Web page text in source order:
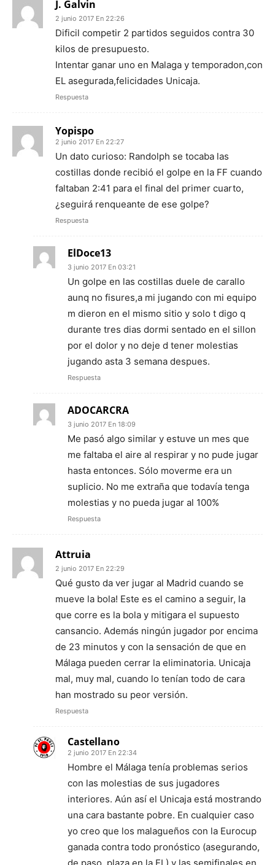
J. Galvin
2 junio 2017 En 22:26
Dificil competir 2 partidos seguidos contra 30
kilos de presupuesto.
Intentar ganar uno en Malaga y temporadon,con
EL asegurada,felicidades Unicaja.
Respuesta
Yopispo
2 junio 2017 En 22:27
Un dato curioso: Randolph se tocaba las
costillas donde recibió el golpe en la FF cuando
faltaban 2:41 para el final del primer cuarto,
¿seguirá renqueante de ese golpe?
Respuesta
ElDoce13
3 junio 2017 En 03:21
Un golpe en las costillas duele de carallo
aunq no fisures,a mi jugando con mi equipo
m dieron en el mismo sitio y solo t digo q
durante tres dias dormi sentado en el sillon
por el dolor y no deje d tener molestias
jugando asta 3 semana despues.
Respuesta
ADOCARCRA
3 junio 2017 En 18:09
Me pasó algo similar y estuve un mes que
me faltaba el aire al respirar y no pude jugar
hasta entonces. Sólo moverme era un
suplicio. No me extraña que todavía tenga
molestias y no pueda jugar al 100%
Respuesta
Attruia
2 junio 2017 En 22:29
Qué gusto da ver jugar al Madrid cuando se
mueve la bola! Este es el camino a seguir, la
que corre es la bola y mitigara el supuesto
cansancio. Además ningún jugador por encima
de 23 minutos y con la sensación de que en
Málaga pueden cerrar la eliminatoria. Unicaja
mal, muy mal, cuando lo tenían todo de cara
han mostrado su peor versión.
Respuesta
Castellano
2 junio 2017 En 22:34
Hombre el Málaga tenía problemas serios
con las molestias de sus jugadores
interiores. Aún así el Unicaja está mostrando
una cara bastante pobre. En cualquier caso
yo creo que los malagueños con la Eurocup
ganada contra todo pronóstico (asegurando,